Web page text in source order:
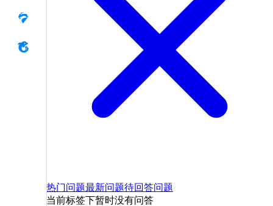
热门问题最新问题待回答问题
当前标签下暂时没有问答